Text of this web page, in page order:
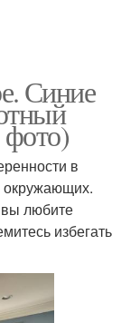
Синие
фото)
в
окружающих.
вы любите
избегать